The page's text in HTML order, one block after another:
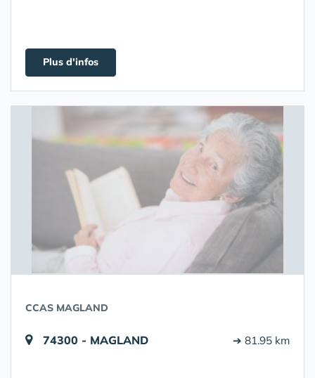
Plus d'infos
CCAS MAGLAND
74300 - MAGLAND ➔ 81.95 km